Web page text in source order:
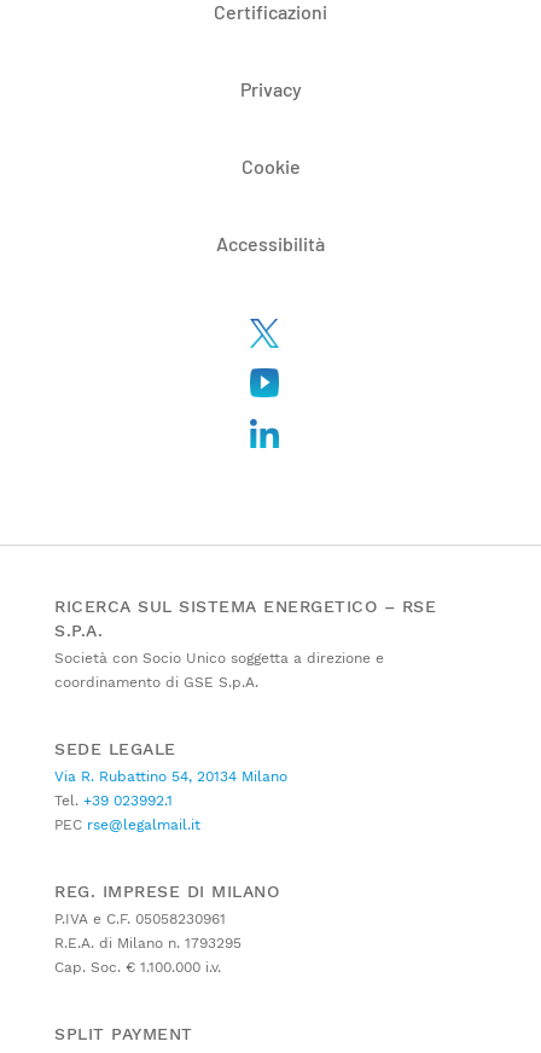
Certificazioni
Privacy
Cookie
Accessibilità
RICERCA SUL SISTEMA ENERGETICO – RSE
S.P.A.
Società con Socio Unico soggetta a direzione e
coordinamento di GSE S.p.A.
SEDE LEGALE
Via R. Rubattino 54, 20134 Milano
Tel. +39 023992.1
PEC rse@legalmail.it
REG. IMPRESE DI MILANO
P.IVA e C.F. 05058230961
R.E.A. di Milano n. 1793295
Cap. Soc. € 1.100.000 i.v.
SPLIT PAYMENT